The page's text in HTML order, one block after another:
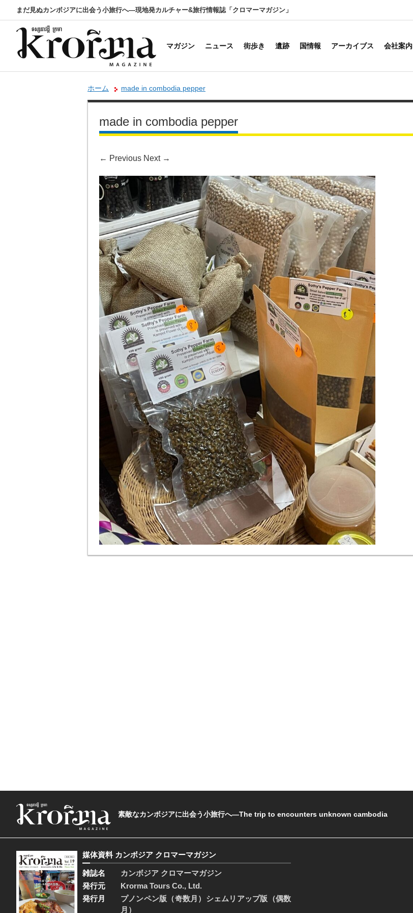
まだ見ぬカンボジアに出会う小旅行へ―現地発カルチャー&旅行情報誌「クロマーマガジン」
マガジン ニュース 街歩き 遺跡 国情報 アーカイブス 会社案内
ホーム made in combodia pepper
made in combodia pepper
← Previous Next →
素敵なカンボジアに出会う小旅行へ―The trip to encounters unknown cambodia
媒体資料 カンボジア クロマーマガジン
雑誌名
カンボジア クロマーマガジン
発行元
Krorma Tours Co., Ltd.
発行月
プノンペン版（奇数月）シェムリアップ版（偶数
月）